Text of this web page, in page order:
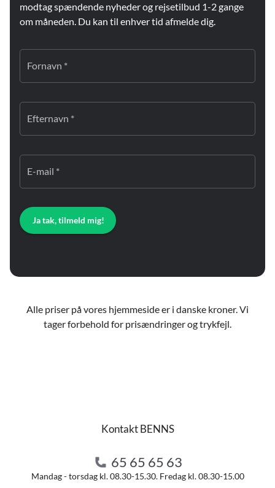
modtag spændende nyheder og rejsetilbud 1-2 gange
om måneden. Du kan til enhver tid afmelde dig.
Fornavn *
Efternavn *
E-mail *
Ja tak, tilmeld mig!
Alle priser på vores hjemmeside er i danske kroner. Vi
tager forbehold for prisændringer og trykfejl.
Kontakt BENNS
65 65 65 63
Mandag - torsdag kl. 08.30-15.30. Fredag kl. 08.30-15.00